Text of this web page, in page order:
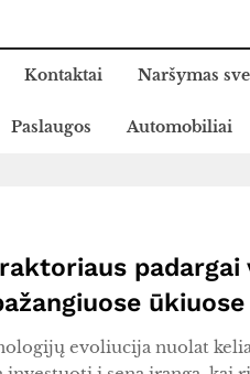
Kontaktai Naršymas
Paslaugos Automobiliai
padargai
ūkiuose
evoliucija nuolat